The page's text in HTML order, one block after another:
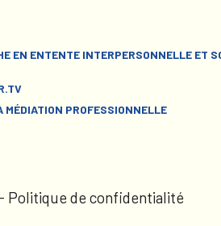
EN ENTENTE INTERPERSONNELLE ET
MÉDIATION PROFESSIONNELLE
- Politique de confidentialité